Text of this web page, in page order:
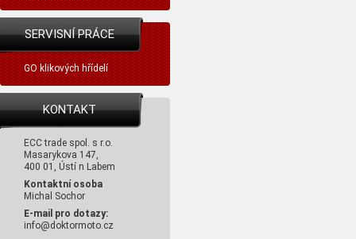
SERVISNÍ PRÁCE
GO klikových hřídelí
KONTAKT
ECC trade spol. s r.o.
Masarykova 147,
400 01, Ústí n Labem
Kontaktní osoba
Michal Sochor
E-mail pro dotazy:
info@doktormoto.cz